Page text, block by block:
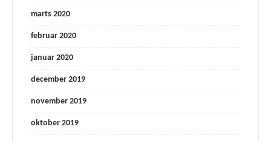
marts 2020
februar 2020
januar 2020
december 2019
november 2019
oktober 2019